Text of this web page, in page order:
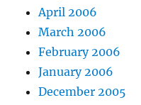
April 2006
March 2006
February 2006
January 2006
December 2005